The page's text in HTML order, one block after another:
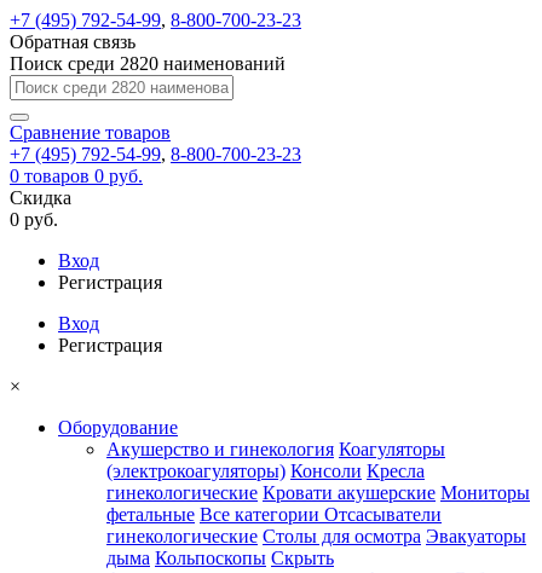
+7 (495) 792-54-99, 8-800-700-23-23
Обратная связь
Поиск среди 2820 наименований
Сравнение товаров
+7 (495) 792-54-99, 8-800-700-23-23
0 товаров 0 руб.
Скидка
0 руб.
Вход
Регистрация
Вход
Регистрация
×
Оборудование
Акушерство и гинекология Коагуляторы
(электрокоагуляторы) Консоли Кресла
гинекологические Кровати акушерские Мониторы
фетальные Все категории Отсасыватели
гинекологические Столы для осмотра Эвакуаторы
дыма Кольпоскопы Скрыть